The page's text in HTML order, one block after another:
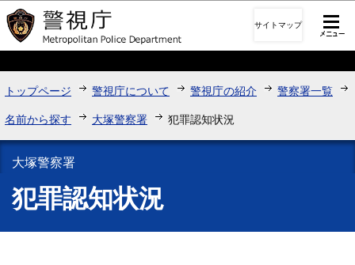
このページの本文へ移動
サイトマップ
トップページ 警視庁について 警視庁の紹介 警察署一覧
名前から探す 大塚警察署 犯罪認知状況
大塚警察署
犯罪認知状況